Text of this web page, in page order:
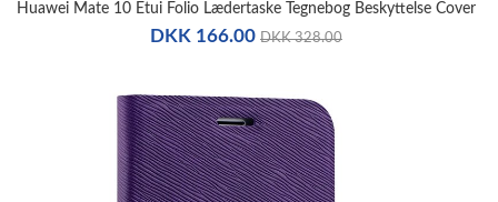
Huawei Mate 10 Etui Folio Lædertaske Tegnebog Beskyttelse Cover
DKK 166.00 DKK 328.00